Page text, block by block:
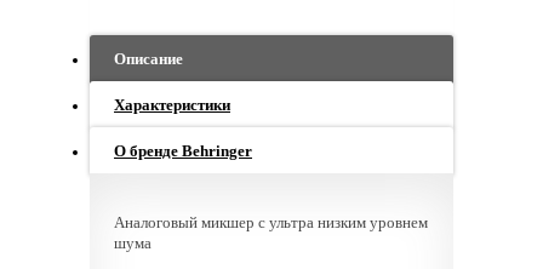
Описание
Характеристики
О бренде Behringer
Аналоговый микшер с ультра низким уровнем
шума